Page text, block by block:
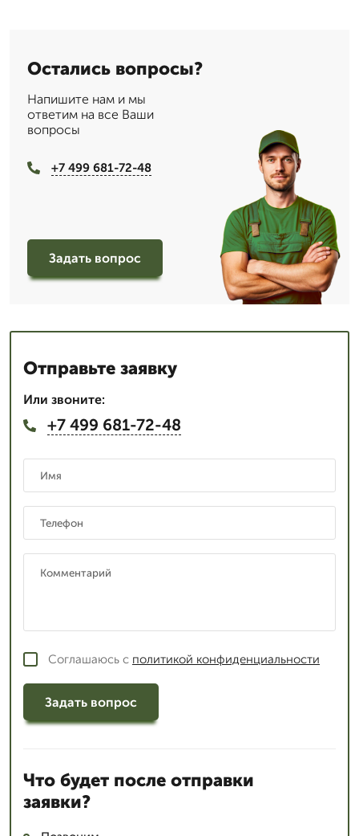
Остались вопросы?
Напишите нам и мы
ответим на все Ваши
вопросы
+7 499 681-72-48
Задать вопрос
Отправьте заявку
Или звоните:
+7 499 681-72-48
Соглашаюсь с политикой конфиденциальности
Задать вопрос
Что будет после отправки
заявки?